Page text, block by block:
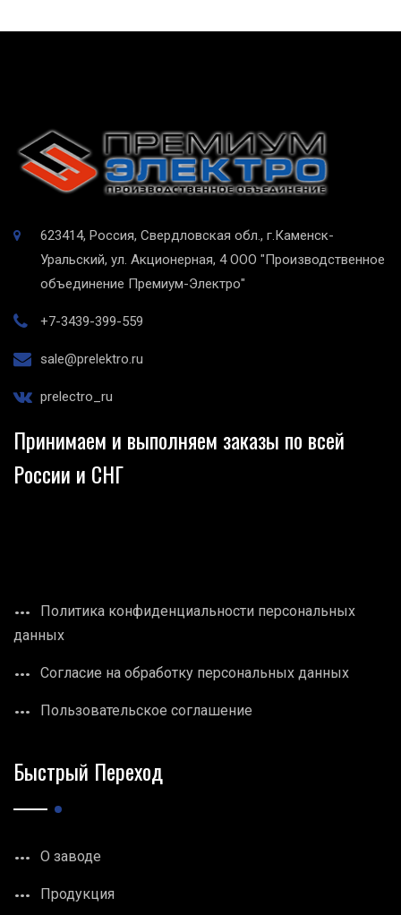
623414, Россия, Свердловская обл., г.Каменск-
Уральский, ул. Акционерная, 4 ООО "Производственное
объединение Премиум-Электро"
+7-3439-399-559
sale@prelektro.ru
prelectro_ru
Принимаем и выполняем заказы по всей
России и СНГ
Политика конфиденциальности персональных
данных
Согласие на обработку персональных данных
Пользовательское соглашение
Быстрый Переход
О заводе
Продукция